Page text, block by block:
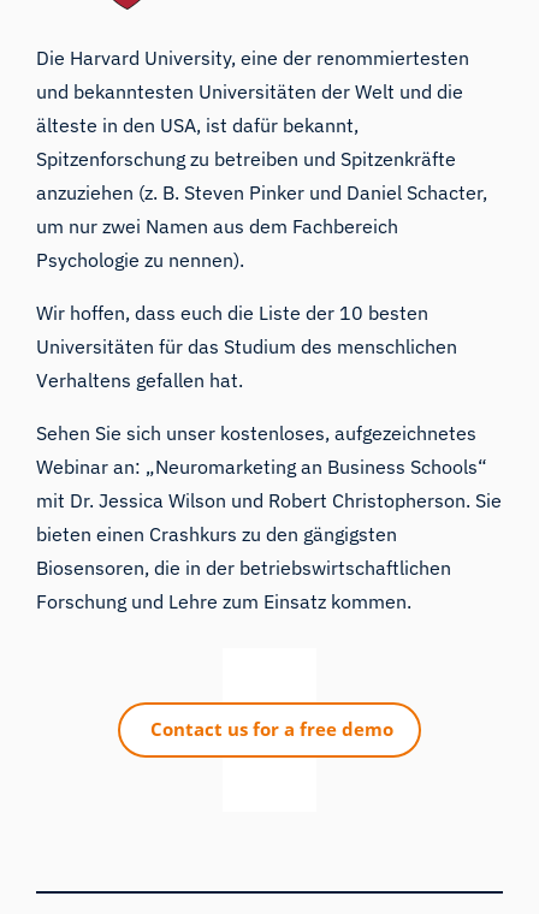
Die Harvard University, eine der renommiertesten
und bekanntesten Universitäten der Welt und die
älteste in den USA, ist dafür bekannt,
Spitzenforschung zu betreiben und Spitzenkräfte
anzuziehen (z. B. Steven Pinker und Daniel Schacter,
um nur zwei Namen aus dem Fachbereich
Psychologie zu nennen).
Wir hoffen, dass euch die Liste der 10 besten
Universitäten für das Studium des menschlichen
Verhaltens gefallen hat.
Sehen Sie sich unser kostenloses, aufgezeichnetes
Webinar an: „Neuromarketing an Business Schools“
mit Dr. Jessica Wilson und Robert Christopherson. Sie
bieten einen Crashkurs zu den gängigsten
Biosensoren, die in der betriebswirtschaftlichen
Forschung und Lehre zum Einsatz kommen.